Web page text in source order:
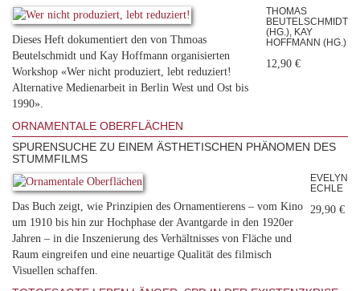
Dieses Heft dokumentiert den von Thmoas
Beutelschmidt und Kay Hoffmann organisierten
Workshop «Wer nicht produziert, lebt reduziert!
Alternative Medienarbeit in Berlin West und Ost bis
1990».
THOMAS
BEUTELSCHMIDT
(HG.), KAY
HOFFMANN (HG.)
12,90 €
ORNAMENTALE OBERFLÄCHEN
SPURENSUCHE ZU EINEM ÄSTHETISCHEN PHÄNOMEN DES
STUMMFILMS
Das Buch zeigt, wie Prinzipien des Ornamentierens – vom Kino
um 1910 bis hin zur Hochphase der Avantgarde in den 1920er
Jahren – in die Inszenierung des Verhältnisses von Fläche und
Raum eingreifen und eine neuartige Qualität des filmisch
Visuellen schaffen.
EVELYN
ECHLE
29,90 €